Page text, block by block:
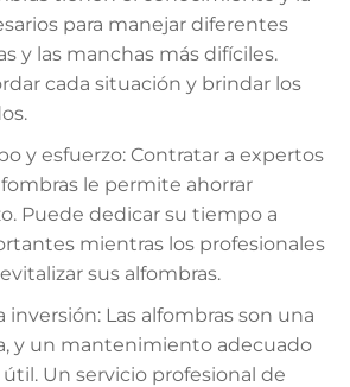
para manejar diferentes
y las manchas más difíciles.
cada situación y brindar los
y esfuerzo: Contratar a expertos
le permite ahorrar
Puede dedicar su tiempo a
mientras los profesionales
sus alfombras.
inversión: Las alfombras son una
y un mantenimiento adecuado
Un servicio profesional de